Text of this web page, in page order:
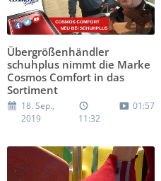
Übergrößenhändler
schuhplus nimmt die Marke
Cosmos Comfort in das
Sortiment
18. Sep.,
2019
11:32
01:57